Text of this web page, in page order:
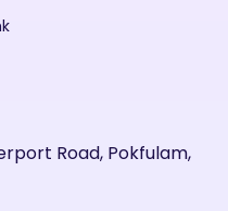
Road, Pokfulam,